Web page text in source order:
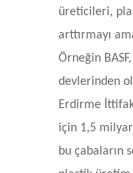
üreticileri,
arttırmayı
Örneğin
devlerinden
Erdirme
için 1,5
bu çabaların